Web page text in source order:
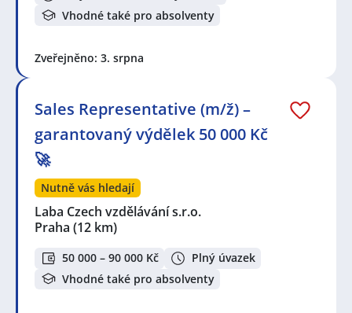
Vhodné také pro absolventy
Zveřejněno: 3. srpna
Sales Representative (m/ž) –
garantovaný výdělek 50 000 Kč
🚀
Nutně vás hledají
Laba Czech vzdělávání s.r.o.
Praha (12 km)
50 000 – 90 000 Kč
Plný úvazek
Vhodné také pro absolventy